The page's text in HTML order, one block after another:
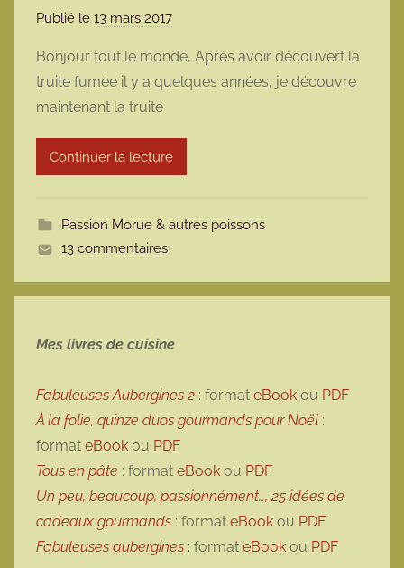
Publié le 13 mars 2017
r
m
r
m
t
Bonjour tout le monde, Après avoir découvert la
truite fumée il y a quelques années, je découvre
maintenant la truite
Continuer la lecture
Passion Morue & autres poissons
13 commentaires
Mes livres de cuisine
Fabuleuses Aubergines 2 : format eBook ou PDF
À la folie, quinze duos gourmands pour Noël :
format eBook ou PDF
Tous en pâte : format eBook ou PDF
Un peu, beaucoup, passionnément…, 25 idées de
cadeaux gourmands : format eBook ou PDF
Fabuleuses aubergines : format eBook ou PDF